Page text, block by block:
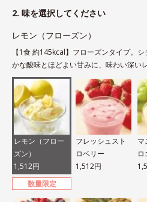
2. 味を選択してください
レモン（フローズン）
【1食 約145kcal】フローズンタイプ。
かな酸味とほどよい甘みに、味わい深い
レモン（フロー
ズン）
1,512円
数量限定
フレッシュスト
ロベリー
1,512円
マ
ロ